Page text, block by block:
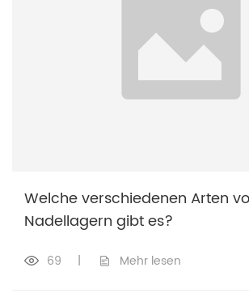
Welche verschiedenen Arten
Nadellagern gibt es?
69 | Mehr lesen